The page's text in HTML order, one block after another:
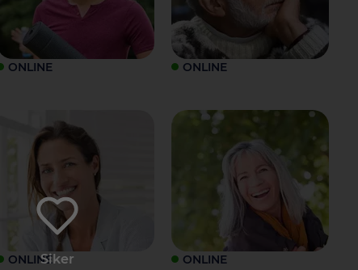
ONLINE ONLINE
ONLINE ONLINE
Siker